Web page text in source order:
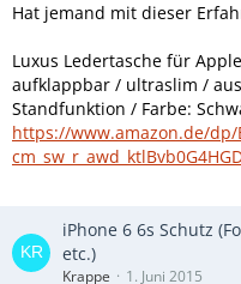
Hat jemand mit dieser
Luxus Ledertasche für
aufklappbar / ultraslim /
Standfunktion / Farbe:
https://www.amazon.de/dp/
iPhone 6 6s Schutz
etc.)
Krappe 1. Juni 2015